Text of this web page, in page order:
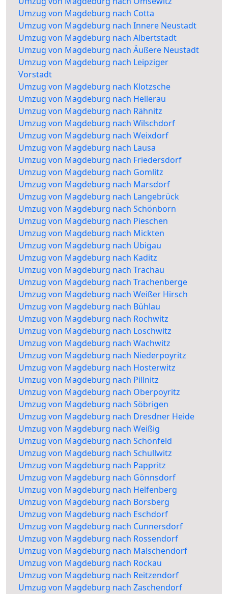
Umzug von Magdeburg nach Cotta
Umzug von Magdeburg nach Innere Neustadt
Umzug von Magdeburg nach Albertstadt
Umzug von Magdeburg nach Äußere Neustadt
Umzug von Magdeburg nach Leipziger
Vorstadt
Umzug von Magdeburg nach Klotzsche
Umzug von Magdeburg nach Hellerau
Umzug von Magdeburg nach Rähnitz
Umzug von Magdeburg nach Wilschdorf
Umzug von Magdeburg nach Weixdorf
Umzug von Magdeburg nach Lausa
Umzug von Magdeburg nach Friedersdorf
Umzug von Magdeburg nach Gomlitz
Umzug von Magdeburg nach Marsdorf
Umzug von Magdeburg nach Langebrück
Umzug von Magdeburg nach Schönborn
Umzug von Magdeburg nach Pieschen
Umzug von Magdeburg nach Mickten
Umzug von Magdeburg nach Übigau
Umzug von Magdeburg nach Kaditz
Umzug von Magdeburg nach Trachau
Umzug von Magdeburg nach Trachenberge
Umzug von Magdeburg nach Weißer Hirsch
Umzug von Magdeburg nach Bühlau
Umzug von Magdeburg nach Rochwitz
Umzug von Magdeburg nach Loschwitz
Umzug von Magdeburg nach Wachwitz
Umzug von Magdeburg nach Niederpoyritz
Umzug von Magdeburg nach Hosterwitz
Umzug von Magdeburg nach Pillnitz
Umzug von Magdeburg nach Oberpoyritz
Umzug von Magdeburg nach Söbrigen
Umzug von Magdeburg nach Dresdner Heide
Umzug von Magdeburg nach Weißig
Umzug von Magdeburg nach Schönfeld
Umzug von Magdeburg nach Schullwitz
Umzug von Magdeburg nach Pappritz
Umzug von Magdeburg nach Gönnsdorf
Umzug von Magdeburg nach Helfenberg
Umzug von Magdeburg nach Borsberg
Umzug von Magdeburg nach Eschdorf
Umzug von Magdeburg nach Cunnersdorf
Umzug von Magdeburg nach Rossendorf
Umzug von Magdeburg nach Malschendorf
Umzug von Magdeburg nach Rockau
Umzug von Magdeburg nach Reitzendorf
Umzug von Magdeburg nach Zaschendorf